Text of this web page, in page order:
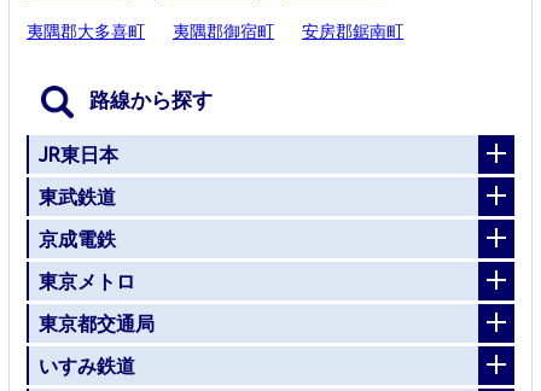
夷隅郡大多喜町 夷隅郡御宿町 安房郡鋸南町
路線から探す
JR東日本
東武鉄道
京成電鉄
東京メトロ
東京都交通局
いすみ鉄道